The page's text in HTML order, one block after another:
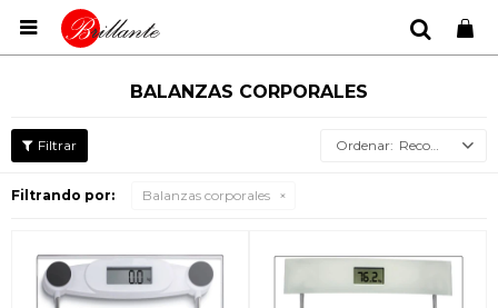

BALANZAS CORPORALES
Recomendados
Filtrando por: Balanzas corporales